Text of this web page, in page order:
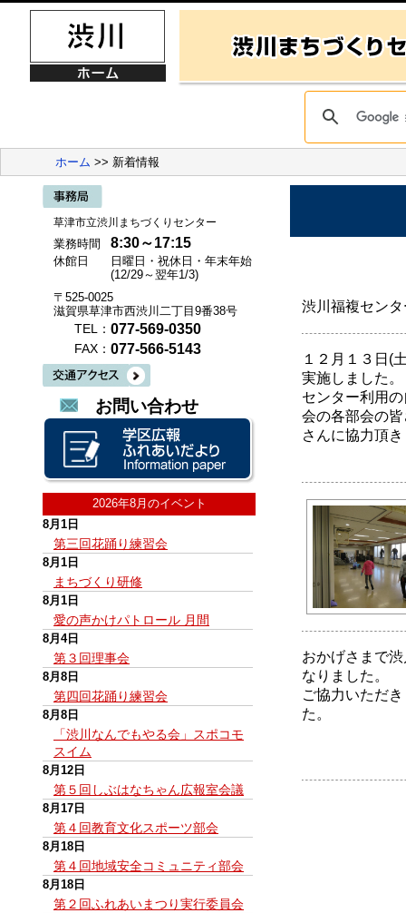
ホーム >> 新着情報
草津市立渋川まちづくりセンター
業務時間 8:30～17:15
休館日
日曜日・祝休日・年末年始
(12/29～翌年1/3)
〒525-0025
滋賀県草津市西渋川二丁目9番38号
TEL： 077-569-0350
FAX： 077-566-5143
お問い合わせ
2026年8月のイベント
8月1日
第三回花踊り練習会
8月1日
まちづくり研修
8月1日
愛の声かけパトロール 月間
8月4日
第３回理事会
8月8日
第四回花踊り練習会
8月8日
「渋川なんでもやる会」スポコモ
スイム
8月12日
第５回しぶはなちゃん広報室会議
8月17日
第４回教育文化スポーツ部会
8月18日
第４回地域安全コミュニティ部会
8月18日
第２回ふれあいまつり実行委員会
渋川福複セン
１２月１３日(
実施しました。
センター利用
会の各部会の
さんに協力頂
おかげさまで
なりました。
ご協力いただ
た。